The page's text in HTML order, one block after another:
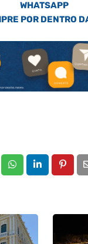
WHATSAPP
POR DENTRO